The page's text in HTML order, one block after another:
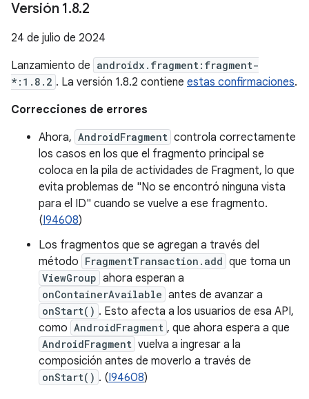
Versión 1.8.2
24 de julio de 2024
Lanzamiento de androidx.fragment:fragment-
*:1.8.2 . La versión 1.8.2 contiene estas confirmaciones.
Correcciones de errores
Ahora, AndroidFragment controla correctamente
los casos en los que el fragmento principal se
coloca en la pila de actividades de Fragment, lo que
evita problemas de "No se encontró ninguna vista
para el ID" cuando se vuelve a ese fragmento.
(I94608)
Los fragmentos que se agregan a través del
método FragmentTransaction.add que toma un
ViewGroup ahora esperan a
onContainerAvailable antes de avanzar a
onStart() . Esto afecta a los usuarios de esa API,
como AndroidFragment , que ahora espera a que
AndroidFragment vuelva a ingresar a la
composición antes de moverlo a través de
onStart() . (I94608)